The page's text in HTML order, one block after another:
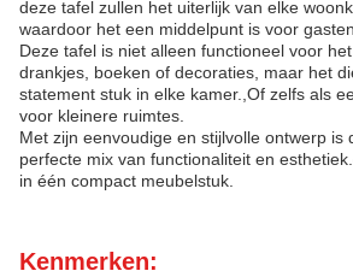
deze tafel zullen het uiterlijk van elke
waardoor het een middelpunt is voor gasten.
Deze tafel is niet alleen functioneel voor
drankjes, boeken of decoraties, maar het
statement stuk in elke kamer.,Of zelfs als
voor kleinere ruimtes.
Met zijn eenvoudige en stijlvolle ontwerp is
perfecte mix van functionaliteit en
in één compact meubelstuk.
Kenmerken: